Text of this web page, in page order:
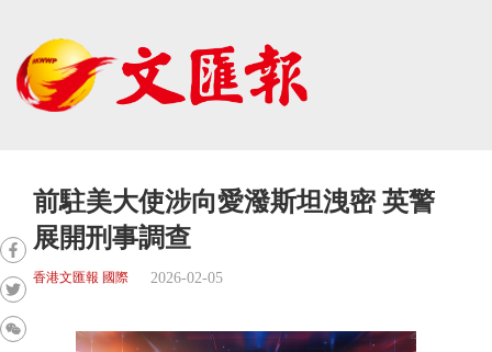
前駐美大使涉向愛潑斯坦洩密 英警
展開刑事調查
香港文匯報 國際 2026-02-05